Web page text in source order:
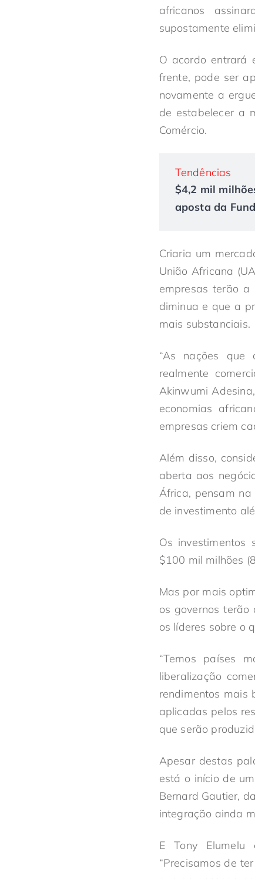
africanos
supostamente
O acordo entrará
frente, pode ser
novamente a
de estabelecer a
Comércio.
Tendências
$4,2 mil
aposta da
Criaria um
União Africana
empresas terão a
diminua e que a
mais substanciais.
“As nações que
realmente
Akinwumi
economias
empresas criem
Além disso,
aberta aos
África, pensam
de investimento
Os investimentos
$100 mil milhões
Mas por mais
os governos
os líderes sobre o
“Temos países
liberalização
rendimentos mais
aplicadas pelos
que serão
Apesar destas
está o início de
Bernard Gautier,
integração ainda
E Tony Elumelu
“Precisamos de